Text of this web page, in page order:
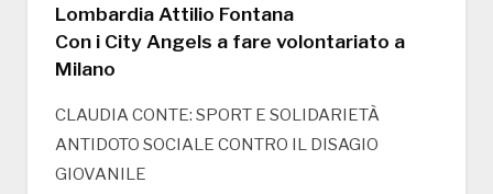
Lombardia Attilio Fontana
Con i City Angels a fare volontariato a
Milano
CLAUDIA CONTE: SPORT E SOLIDARIETÀ
ANTIDOTO SOCIALE CONTRO IL DISAGIO
GIOVANILE